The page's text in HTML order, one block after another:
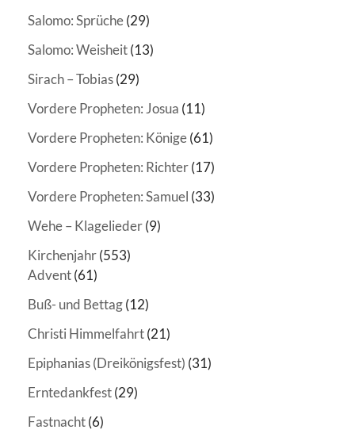
Salomo: Sprüche(29)
Salomo: Weisheit(13)
Sirach – Tobias(29)
Vordere Propheten: Josua (11)
Vordere Propheten: Könige(61)
Vordere Propheten: Richter(17)
Vordere Propheten: Samuel (33)
Wehe – Klagelieder(9)
Kirchenjahr(553)
Advent(61)
Buß- und Bettag(12)
Christi Himmelfahrt(21)
Epiphanias (Dreikönigsfest) (31)
Erntedankfest(29)
Fastnacht(6)